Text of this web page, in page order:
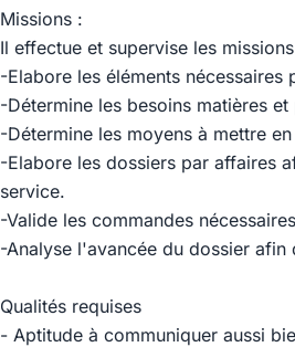
Missions :
Il effectue et supervise les
-Elabore les éléments
-Détermine les besoins matières
-Détermine les moyens à mettre
-Elabore les dossiers par affaires
service.
-Valide les commandes
-Analyse l'avancée du dossier
Qualités requises
- Aptitude à communiquer aussi